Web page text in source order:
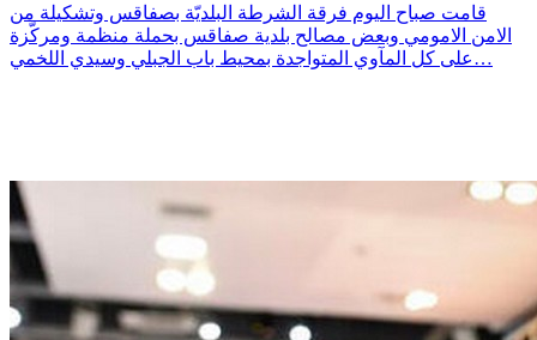
قامت صباح اليوم فرقة الشرطة البلديّة بصفاقس وتشكيلة من
الامن الامومي وبعض مصالح بلدية صفاقس بحملة منظمة ومركّزة
على كل المآوي المتواجدة بمحيط باب الجبلي وسيدي اللخمي…